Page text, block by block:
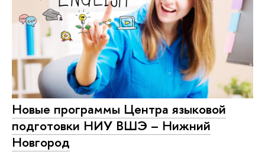
Новые программы Центра языковой
подготовки НИУ ВШЭ – Нижний
Новгород